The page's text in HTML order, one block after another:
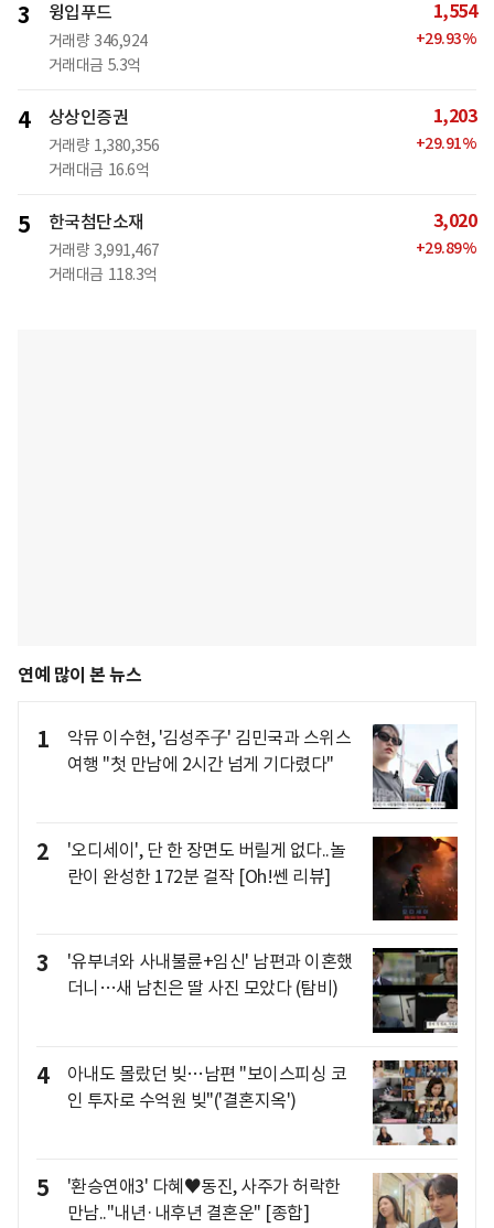
3 윙입푸드
거래량 346,924
거래대금 5.3억
1,554
+29.93%
4 상상인증권
거래량 1,380,356
거래대금 16.6억
1,203
+29.91%
5 한국첨단소재
거래량 3,991,467
거래대금 118.3억
3,020
+29.89%
연예 많이 본 뉴스
1
악뮤 이수현, '김성주子' 김민국과 스위스
여행 "첫 만남에 2시간 넘게 기다렸다"
2
'오디세이', 단 한 장면도 버릴게 없다..놀
란이 완성한 172분 걸작 [Oh!쎈 리뷰]
3
'유부녀와 사내불륜+임신' 남편과 이혼했
더니…새 남친은 딸 사진 모았다 (탐비)
4
아내도 몰랐던 빚…남편 "보이스피싱 코
인 투자로 수억원 빚"('결혼지옥')
5
'환승연애3' 다혜♥동진, 사주가 허락한
만남.."내년·내후년 결혼운" [종합]